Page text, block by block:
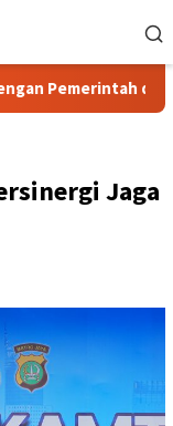
dan
Jaga